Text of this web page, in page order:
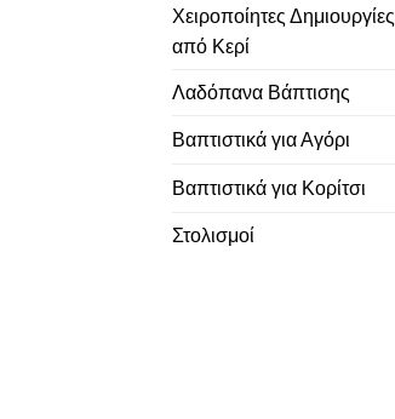
Χειροποίητες Δημιουργίες
από Κερί
Λαδόπανα Βάπτισης
Βαπτιστικά για Αγόρι
Βαπτιστικά για Κορίτσι
Στολισμοί